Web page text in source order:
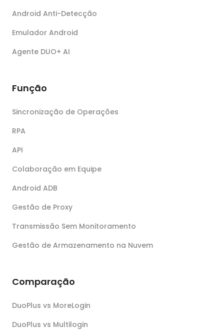
Android Anti-Detecção
Emulador Android
Agente DUO+ AI
Função
Sincronização de Operações
RPA
API
Colaboração em Equipe
Android ADB
Gestão de Proxy
Transmissão Sem Monitoramento
Gestão de Armazenamento na Nuvem
Comparação
DuoPlus vs MoreLogin
DuoPlus vs Multilogin